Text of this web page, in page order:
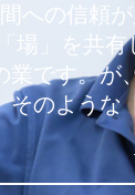
への信頼
」を共
です。が
のような